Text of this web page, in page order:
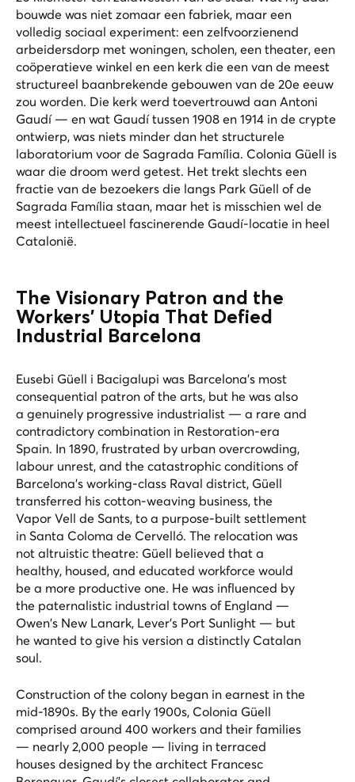
bouwde was niet zomaar een fabriek, maar een
volledig sociaal experiment: een zelfvoorzienend
arbeidersdorp met woningen, scholen, een theater, een
coöperatieve winkel en een kerk die een van de meest
structureel baanbrekende gebouwen van de 20e eeuw
zou worden. Die kerk werd toevertrouwd aan Antoni
Gaudí — en wat Gaudí tussen 1908 en 1914 in de crypte
ontwierp, was niets minder dan het structurele
laboratorium voor de Sagrada Família. Colonia Güell is
waar die droom werd getest. Het trekt slechts een
fractie van de bezoekers die langs Park Güell of de
Sagrada Família staan, maar het is misschien wel de
meest intellectueel fascinerende Gaudí-locatie in heel
Catalonië.
The Visionary Patron and the
Workers' Utopia That Defied
Industrial Barcelona
Eusebi Güell i Bacigalupi was Barcelona's most
consequential patron of the arts, but he was also
a genuinely progressive industrialist — a rare and
contradictory combination in Restoration-era
Spain. In 1890, frustrated by urban overcrowding,
labour unrest, and the catastrophic conditions of
Barcelona's working-class Raval district, Güell
transferred his cotton-weaving business, the
Vapor Vell de Sants, to a purpose-built settlement
in Santa Coloma de Cervelló. The relocation was
not altruistic theatre: Güell believed that a
healthy, housed, and educated workforce would
be a more productive one. He was influenced by
the paternalistic industrial towns of England —
Owen's New Lanark, Lever's Port Sunlight — but
he wanted to give his version a distinctly Catalan
soul.
Construction of the colony began in earnest in the
mid-1890s. By the early 1900s, Colonia Güell
comprised around 400 workers and their families
— nearly 2,000 people — living in terraced
houses designed by the architect Francesc